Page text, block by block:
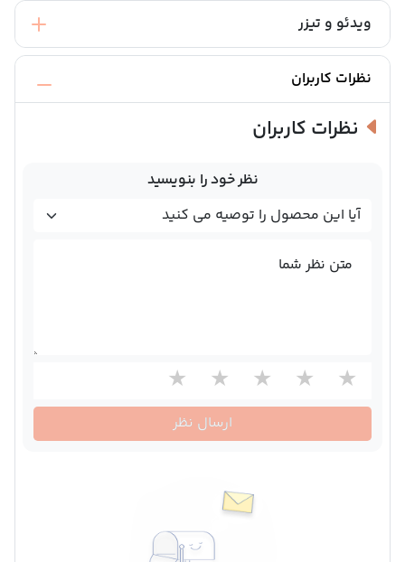
ویدئو و تیزر
نظرات کاربران
نظرات کاربران
نظر خود را بنویسید
متن نظر شما
ارسال نظر